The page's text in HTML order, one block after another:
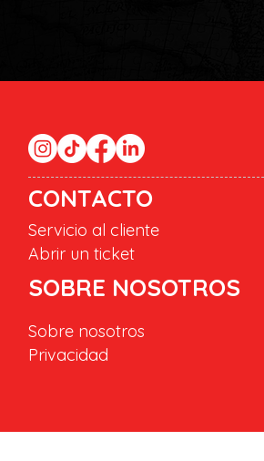
CONTACTO
Servicio al cliente
Abrir un ticket
SOBRE NOSOTROS
Sobre nosotros
Privacidad